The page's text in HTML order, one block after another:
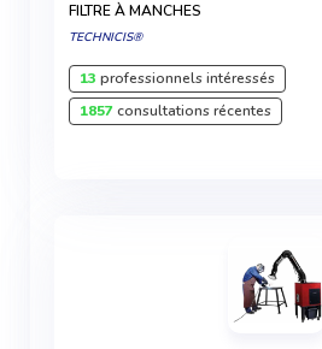
FILTRE À MANCHES
TECHNICIS®
13 professionnels intéressés
1857consultations récentes